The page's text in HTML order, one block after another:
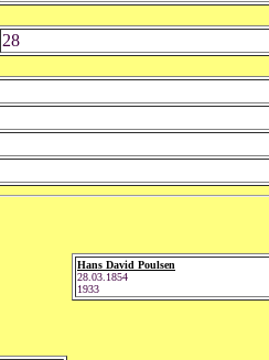
28
Hans David Poulsen
28.03.1854
1933